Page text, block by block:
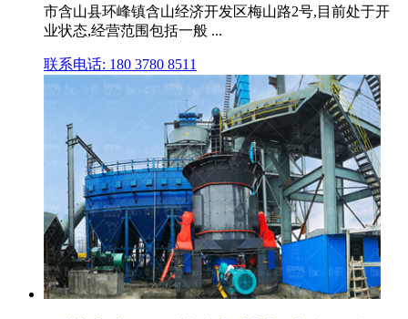
市含山县环峰镇含山经济开发区梅山路2号,目前处于开
业状态,经营范围包括一般 ...
联系电话: 180 3780 8511